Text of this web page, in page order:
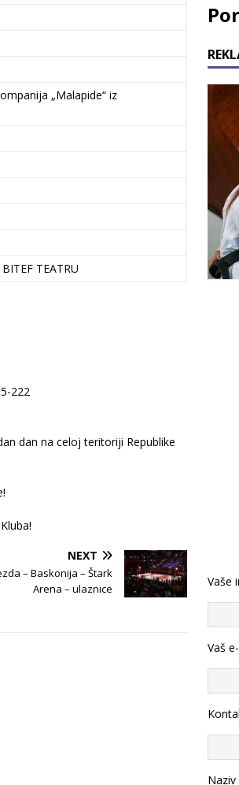
„Malapide“ iz
TEATRU
222
dan na celoj teritoriji Republike
NEXT
– Baskonija – Štark
Arena – ulaznice
Vaše
Vaš